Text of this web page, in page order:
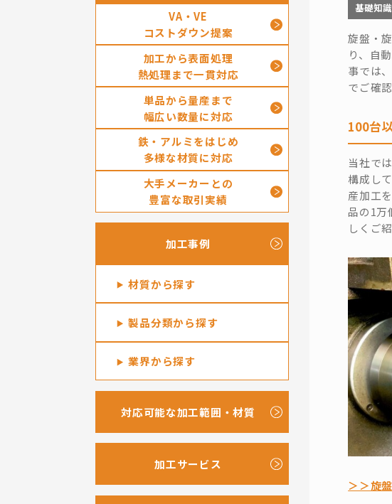
VA・VE
コストダウン提案
加工から表面処理
熱処理まで一貫対応
単品から量産まで
幅広い数量に対応
鉄・アルミをはじめ
多様な材質に対応
大手メーカーとの
豊富な取引実績
加工事例
材質から探す
製品分類から探す
業界から探す
対応可能な加工範囲・材質
加工サービス
基礎知識
旋盤・
り、自
事では
でご確
100台
当社で
構成し
産加工
品の1万
しくご
＞＞旋